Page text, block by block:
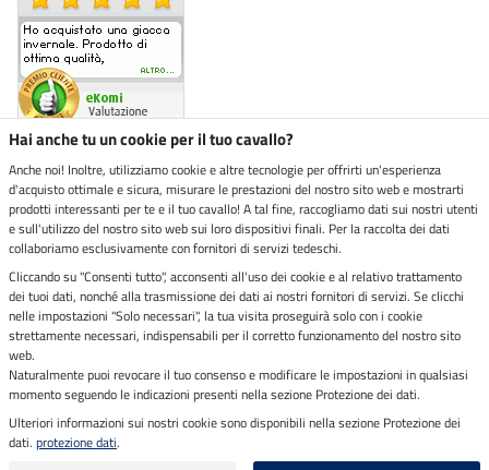
Negozio ecosostenibile
Spedizioni tramite
Paga in sicurezza con
Note legali
Ultimo aggiornamento il 08.08.2026 alle 14:37
Hai anche tu un cookie per il tuo cavallo?
Anche noi! Inoltre, utilizziamo cookie e altre tecnologie per offrirti un'esperienza
d'acquisto ottimale e sicura, misurare le prestazioni del nostro sito web e mostrarti
prodotti interessanti per te e il tuo cavallo! A tal fine, raccogliamo dati sui nostri utenti
e sull'utilizzo del nostro sito web sui loro dispositivi finali. Per la raccolta dei dati
collaboriamo esclusivamente con fornitori di servizi tedeschi.
Cliccando su "Consenti tutto", acconsenti all'uso dei cookie e al relativo trattamento
dei tuoi dati, nonché alla trasmissione dei dati ai nostri fornitori di servizi. Se clicchi
nelle impostazioni "Solo necessari", la tua visita proseguirà solo con i cookie
strettamente necessari, indispensabili per il corretto funzionamento del nostro sito
web.
Naturalmente puoi revocare il tuo consenso e modificare le impostazioni in qualsiasi
momento seguendo le indicazioni presenti nella sezione Protezione dei dati.
Ulteriori informazioni sui nostri cookie sono disponibili nella sezione Protezione dei
dati. protezione dati.